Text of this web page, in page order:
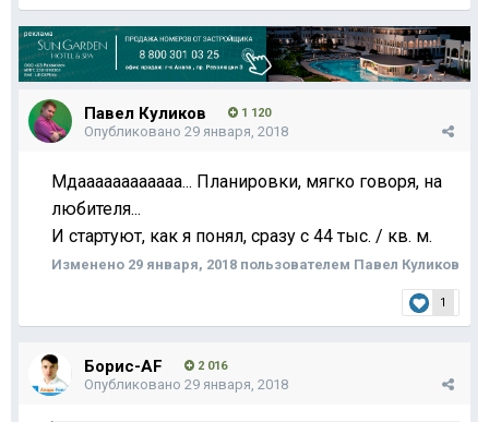
Павел Куликов 1 120
Опубликовано 29 января, 2018
Мдаааааааааааа... Планировки, мягко говоря, на
любителя...
И стартуют, как я понял, сразу с 44 тыс. / кв. м.
Изменено 29 января, 2018 пользователем Павел Куликов
1
Борис-AF 2 016
Опубликовано 29 января, 2018